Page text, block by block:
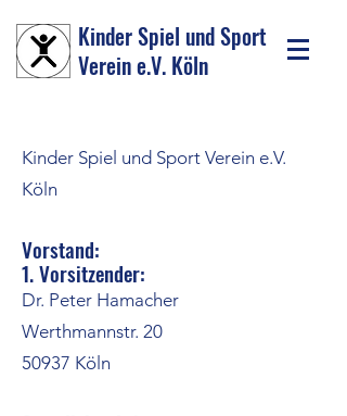
Kinder Spiel und Sport
Verein e.V. Köln
Kinder Spiel und Sport Verein e.V.
Köln
Vorstand:
1. Vorsitzender:
Dr. Peter Hamacher
Werthmannstr. 20
50937 Köln